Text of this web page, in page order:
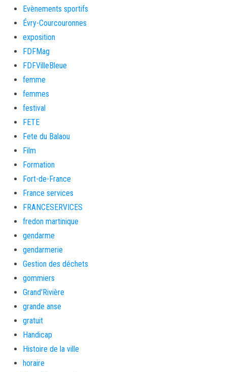
Evènements sportifs
Évry-Courcouronnes
exposition
FDFMag
FDFVilleBleue
femme
femmes
festival
FETE
Fete du Balaou
Film
Formation
Fort-de-France
France services
FRANCESERVICES
fredon martinique
gendarme
gendarmerie
Gestion des déchets
gommiers
Grand'Rivière
grande anse
gratuit
Handicap
Histoire de la ville
horaire